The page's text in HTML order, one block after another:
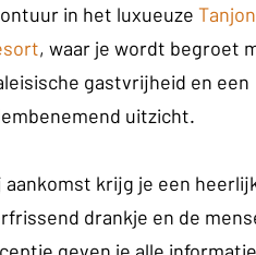
in het luxueuze
, waar je wordt begroet
gastvrijheid en een
uitzicht.
aankomst krijg je een
drankje en de